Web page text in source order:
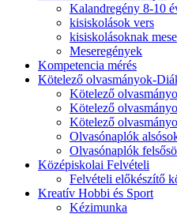
Kalandregény 8-10
kisiskolások vers
kisiskolásoknak mese
Meseregények
Kompetencia mérés
Kötelező olvasmányok-
Kötelező
Kötelező
Kötelező
Olvasónaplók
Olvasónaplók
Középiskolai Felvételi
Felvételi előkészítő
Kreatív Hobbi és Sport
Kézimunka